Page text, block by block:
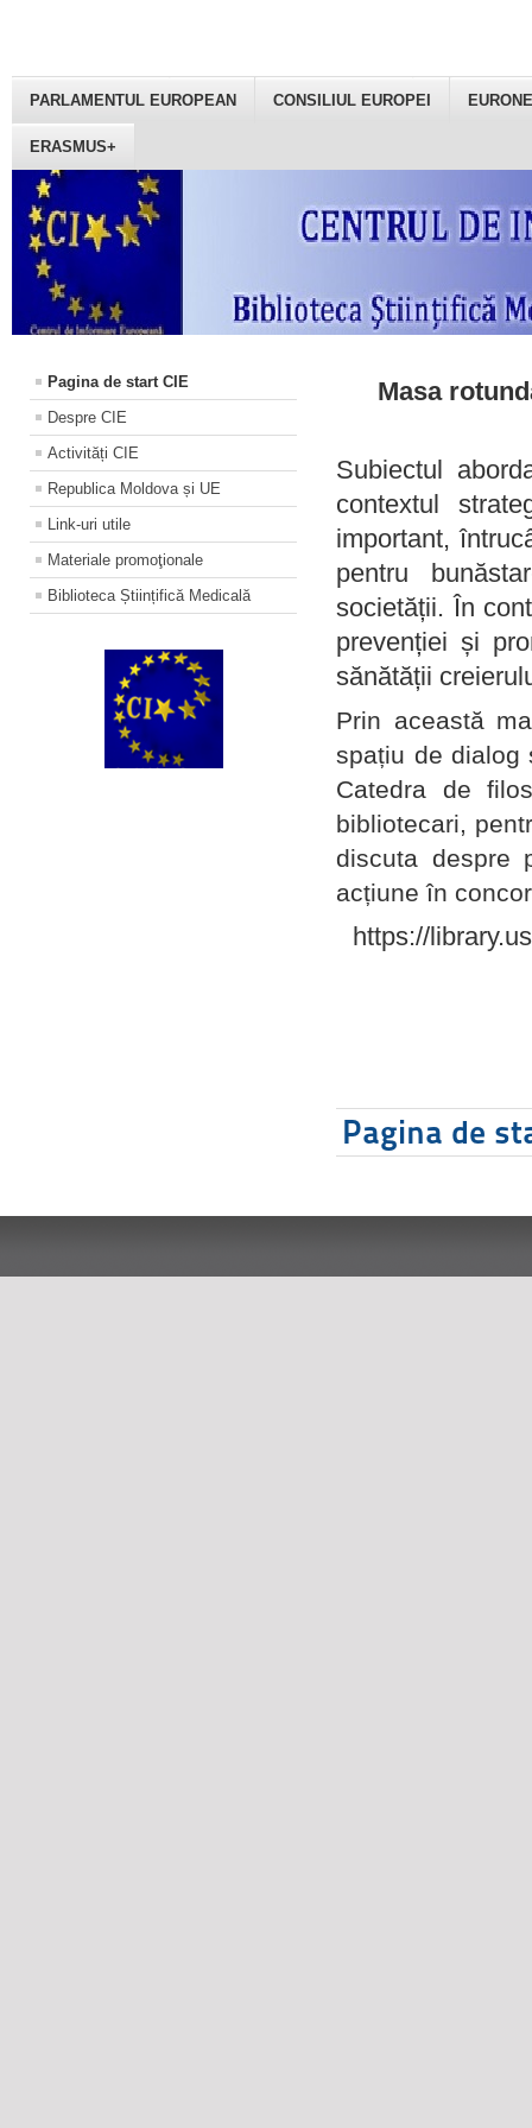
PARLAMENTUL EUROPEAN CONSILIUL EUROPEI
ERASMUS+
Pagina de start CIE
Despre CIE
Activități CIE
Republica Moldova și UE
Link-uri utile
Materiale promoţionale
Biblioteca Științifică Medicală
Masa
Subiectul
contextul
important,
pentru
societății. În
prevenției și
sănătății
Prin această
spațiu de dialog
Catedra de
bibliotecari,
discuta despre
acțiune în
https://
Pagina de